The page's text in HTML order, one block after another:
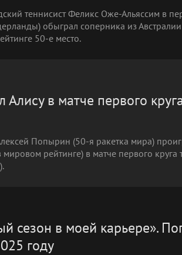
теннисист Феликс Оже-Альяссим в
обыграл соперника из
50-е место.
в матче первого
Попырин (50-я ракетка мира)
мировом рейтинге) в матче первого круга
сезон в моей карьере».
году